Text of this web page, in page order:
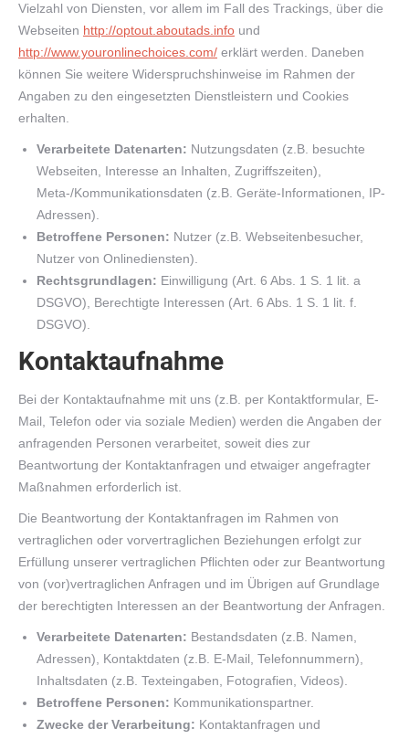
Vielzahl von Diensten, vor allem im Fall des Trackings, über die
Webseiten http://optout.aboutads.info und
http://www.youronlinechoices.com/ erklärt werden. Daneben
können Sie weitere Widerspruchshinweise im Rahmen der
Angaben zu den eingesetzten Dienstleistern und Cookies
erhalten.
Verarbeitete Datenarten: Nutzungsdaten (z.B. besuchte
Webseiten, Interesse an Inhalten, Zugriffszeiten),
Meta-/Kommunikationsdaten (z.B. Geräte-Informationen, IP-
Adressen).
Betroffene Personen: Nutzer (z.B. Webseitenbesucher,
Nutzer von Onlinediensten).
Rechtsgrundlagen: Einwilligung (Art. 6 Abs. 1 S. 1 lit. a
DSGVO), Berechtigte Interessen (Art. 6 Abs. 1 S. 1 lit. f.
DSGVO).
Kontaktaufnahme
Bei der Kontaktaufnahme mit uns (z.B. per Kontaktformular, E-
Mail, Telefon oder via soziale Medien) werden die Angaben der
anfragenden Personen verarbeitet, soweit dies zur
Beantwortung der Kontaktanfragen und etwaiger angefragter
Maßnahmen erforderlich ist.
Die Beantwortung der Kontaktanfragen im Rahmen von
vertraglichen oder vorvertraglichen Beziehungen erfolgt zur
Erfüllung unserer vertraglichen Pflichten oder zur Beantwortung
von (vor)vertraglichen Anfragen und im Übrigen auf Grundlage
der berechtigten Interessen an der Beantwortung der Anfragen.
Verarbeitete Datenarten: Bestandsdaten (z.B. Namen,
Adressen), Kontaktdaten (z.B. E-Mail, Telefonnummern),
Inhaltsdaten (z.B. Texteingaben, Fotografien, Videos).
Betroffene Personen: Kommunikationspartner.
Zwecke der Verarbeitung: Kontaktanfragen und